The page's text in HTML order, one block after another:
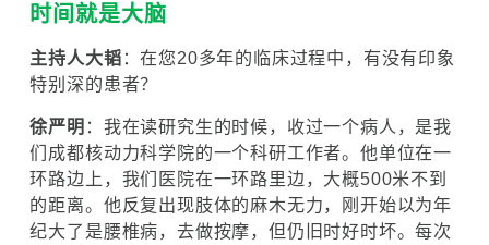
时间就是大脑
主持人大韬 ：在您20多年的临床过程中，有没有印象
特别深的患者？
徐严明 ：我在读研究生的时候，收过一个病人，是我
们成都核动力科学院的一个科研工作者。他单位在一
环路边上，我们医院在一环路里边，大概500米不到
的距离。他反复出现肢体的麻木无力，刚开始以为年
纪大了是腰椎病，去做按摩，但仍旧时好时坏。每次